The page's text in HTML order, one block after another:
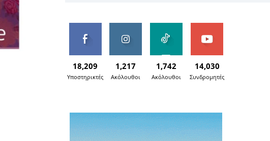
18,209
Υποστηρικτές
1,217
Ακόλουθοι
1,742
Ακόλουθοι
14,030
Συνδρομητές